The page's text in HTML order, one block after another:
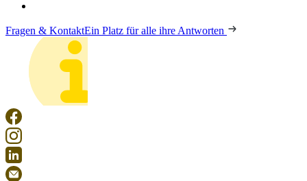
Fragen & KontaktEin Platz für alle ihre Antworten